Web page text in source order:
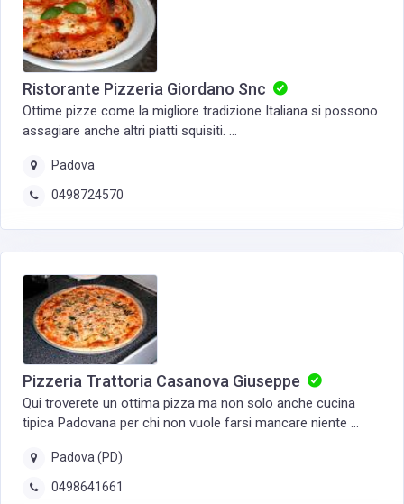
Ristorante Pizzeria Giordano Snc
Ottime pizze come la migliore tradizione Italiana si possono
assagiare anche altri piatti squisiti. ...
Padova
0498724570‎
Pizzeria Trattoria Casanova Giuseppe
Qui troverete un ottima pizza ma non solo anche cucina
tipica Padovana per chi non vuole farsi mancare niente ...
Padova (PD)
0498641661‎